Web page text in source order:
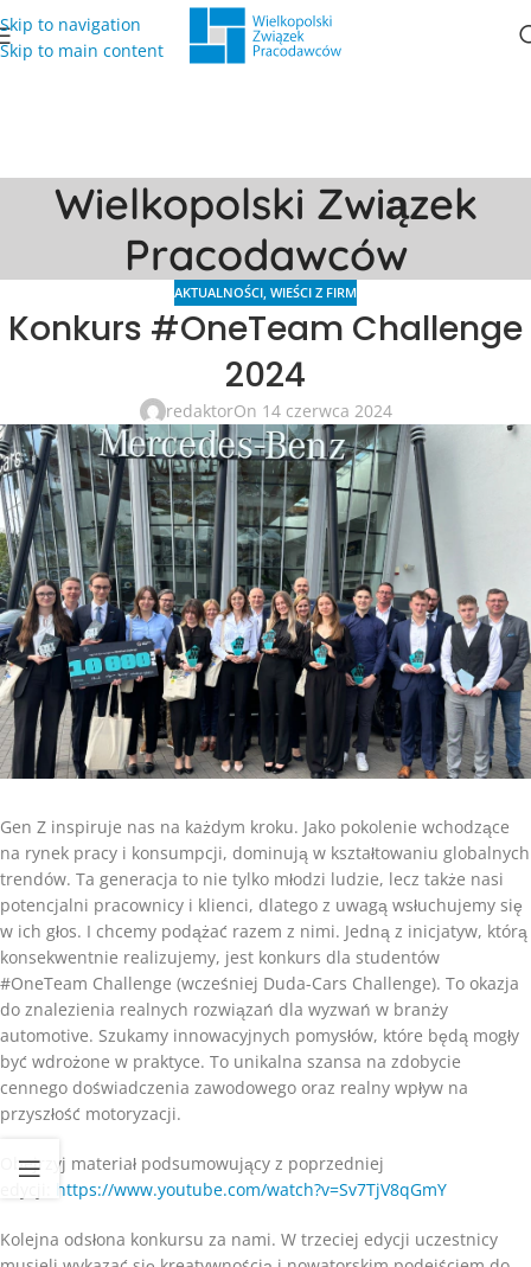
Skip to navigation
Skip to main content
Wielkopolski Związek
Pracodawców
AKTUALNOŚCI, WIEŚCI Z FIRM
Konkurs #OneTeam Challenge
2024
redaktorOn 14 czerwca 2024
Gen Z inspiruje nas na każdym kroku. Jako pokolenie wchodzące
na rynek pracy i konsumpcji, dominują w kształtowaniu globalnych
trendów. Ta generacja to nie tylko młodzi ludzie, lecz także nasi
potencjalni pracownicy i klienci, dlatego z uwagą wsłuchujemy się
w ich głos. I chcemy podążać razem z nimi. Jedną z inicjatyw, którą
konsekwentnie realizujemy, jest konkurs dla studentów
#OneTeam Challenge (wcześniej Duda-Cars Challenge). To okazja
do znalezienia realnych rozwiązań dla wyzwań w branży
automotive. Szukamy innowacyjnych pomysłów, które będą mogły
być wdrożone w praktyce. To unikalna szansa na zdobycie
cennego doświadczenia zawodowego oraz realny wpływ na
przyszłość motoryzacji.
Obejrzyj materiał podsumowujący z poprzedniej
https://www.youtube.com/watch?v=Sv7TjV8qGmY
Kolejna odsłona konkursu za nami. W trzeciej edycji uczestnicy